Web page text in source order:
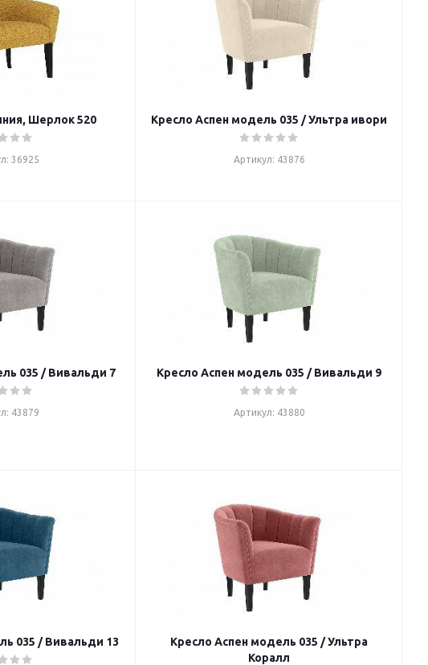
Шерлок 520
36925
Кресло Аспен модель 035 / Ультра ивори
Артикул: 43876
035 / Вивальди 7
43879
Кресло Аспен модель 035 / Вивальди 9
Артикул: 43880
035 / Вивальди 13
Кресло Аспен модель 035 / Ультра
Коралл